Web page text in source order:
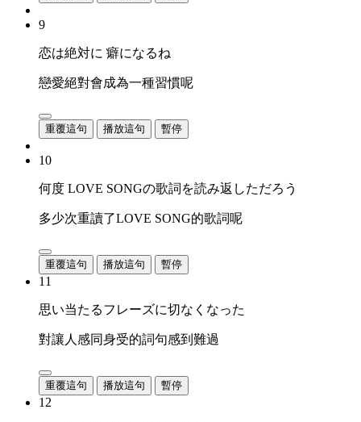
9
恋は絶対に 癖になるね
戀愛絕對會成為一種習慣呢
重覆這句 播放這句 暫停
10
何度 LOVE SONGの歌詞を読み返しただろう
多少次重讀了LOVE SONG的歌詞呢
重覆這句 播放這句 暫停
11
思い当たるフレーズに切なくなった
對讓人感同身受的詞句感到難過
重覆這句 播放這句 暫停
12